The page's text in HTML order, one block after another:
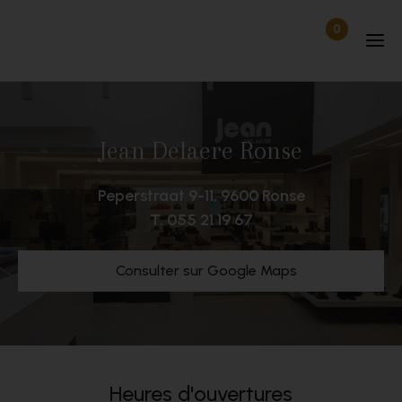
0Articles
Jean Delaere Ronse
Peperstraat 9-11, 9600 Ronse
T. 055 21 19 67
Consulter sur Google Maps
Heures d'ouvertures